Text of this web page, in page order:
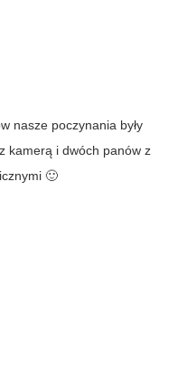
nasze poczynania były
kamerą i dwóch panów z
🙂